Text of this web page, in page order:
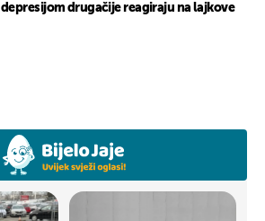
depresijom drugačije reagiraju na lajkove